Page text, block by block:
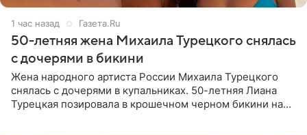
1 час назад Газета.Ru
50-летняя жена Михаила Турецкого снялась
с дочерями в бикини
Жена народного артиста России Михаила Турецкого
снялась с дочерями в купальниках. 50-летняя Лиана
Турецкая позировала в крошечном черном бикини на